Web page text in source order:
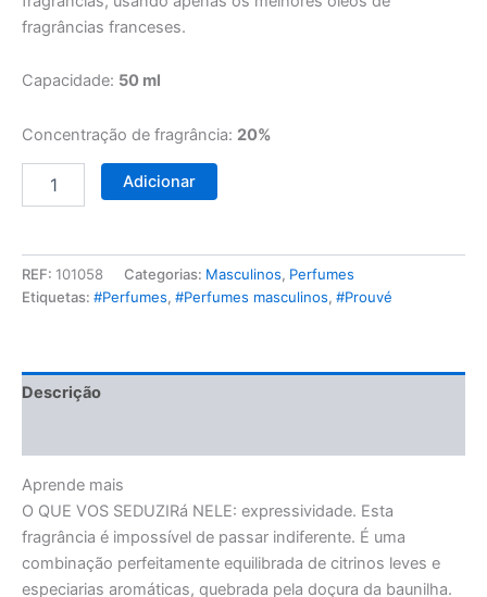
fragrâncias franceses.
Capacidade: 50 ml
Concentração de fragrância: 20%
Adicionar
REF: 101058 Categorias: Masculinos, Perfumes
Etiquetas: #Perfumes, #Perfumes masculinos, #Prouvé
Descrição
Aprende mais
O QUE VOS SEDUZIRá NELE: expressividade. Esta
fragrância é impossível de passar indiferente. É uma
combinação perfeitamente equilibrada de citrinos leves e
especiarias aromáticas, quebrada pela doçura da baunilha.